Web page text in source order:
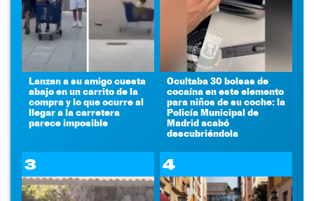
Lanzan a su amigo cuesta
abajo en un carrito de la
compra y lo que ocurre al
llegar a la carretera
parece imposible
Ocultaba 30 bolsas de
cocaína en este elemento
para niños de su coche: la
Policía Municipal de
Madrid acabó
descubriéndola
3 4